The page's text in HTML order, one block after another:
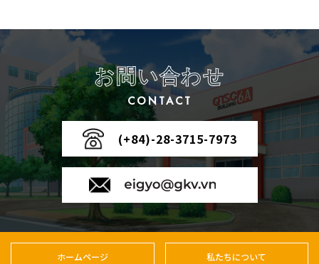
お問い合わせ
CONTACT
(+84)-28-3715-7973
ホームページ 私たちについて